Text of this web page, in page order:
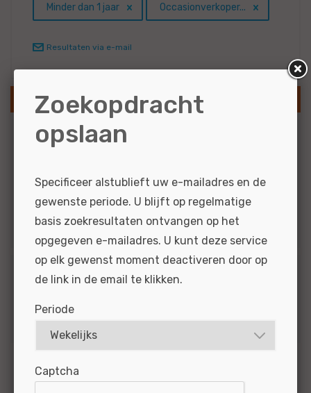
Minder dan 1 jaar Occasionverkoper...
Resultaten via e-mail
SLA ZOEKOPDRACHT OP
Branche
Auto's
Personenauto's
Banden en wielen
Merk
Universeel
Functiegroep
Zoekopdracht
opslaan
Specificeer alstublieft uw e-mailadres en de
gewenste periode. U blijft op regelmatige
basis zoekresultaten ontvangen op het
opgegeven e-mailadres. U kunt deze service
op elk gewenst moment deactiveren door op
de link in de email te klikken.
Periode
Captcha